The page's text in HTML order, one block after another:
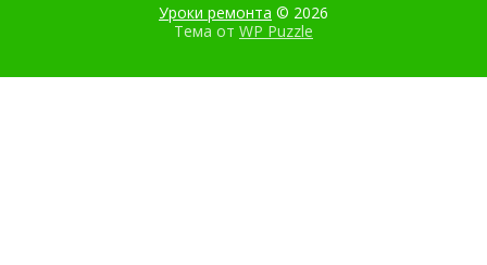
Уроки ремонта © 2026
Тема от WP Puzzle